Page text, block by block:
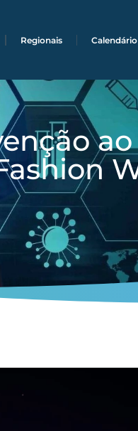
Regionais Calendário